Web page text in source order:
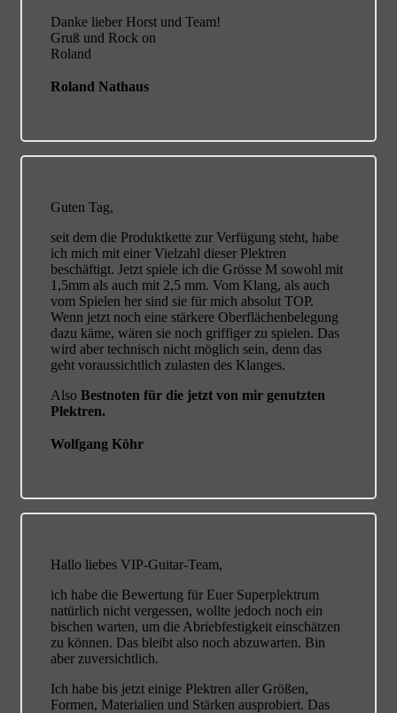
Danke lieber Horst und Team!
Gruß und Rock on
Roland
Roland Nathaus
Guten Tag,
seit dem die Produktkette zur Verfügung steht, habe
ich mich mit einer Vielzahl dieser Plektren
beschäftigt. Jetzt spiele ich die Grösse M sowohl mit
1,5mm als auch mit 2,5 mm. Vom Klang, als auch
vom Spielen her sind sie für mich absolut TOP.
Wenn jetzt noch eine stärkere Oberflächenbelegung
dazu käme, wären sie noch griffiger zu spielen. Das
wird aber technisch nicht möglich sein, denn das
geht voraussichtlich zulasten des Klanges.
Also Bestnoten für die jetzt von mir genutzten
Plektren.
Wolfgang Köhr
Hallo liebes VIP-Guitar-Team,
ich habe die Bewertung für Euer Superplektrum
natürlich nicht vergessen, wollte jedoch noch ein
bischen warten, um die Abriebfestigkeit einschätzen
zu können. Das bleibt also noch abzuwarten. Bin
aber zuversichtlich.
Ich habe bis jetzt einige Plektren aller Größen,
Formen, Materialien und Stärken ausprobiert. Das